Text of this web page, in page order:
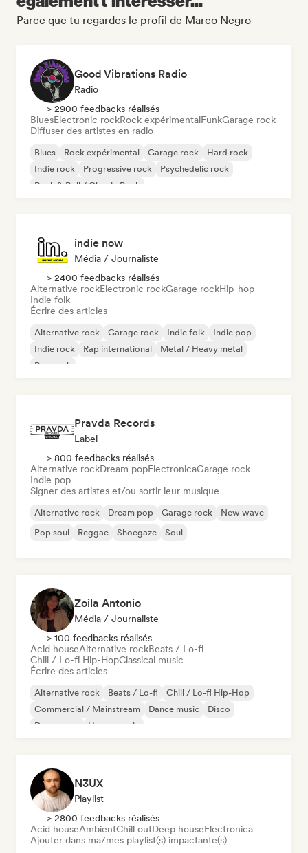
Parce que tu regardes le profil de Marco Negro
Good Vibrations Radio
Radio
> 2900 feedbacks réalisés
BluesElectronic rockRock expérimentalFunkGarage rock
Diffuser des artistes en radio
Blues Rock expérimental Garage rock
Hard rock
Indie rock
Progressive rock
Psychedelic rock
Rock & Roll / Classic Rock
indie now
Média / Journaliste
> 2400 feedbacks réalisés
Alternative rockElectronic rockGarage rockHip-hop
Indie folk
Écrire des articles
Alternative rock Garage rock Indie folk
Indie pop
Indie rock
Rap international
Metal / Heavy metal
Pop rock
Pravda Records
Label
> 800 feedbacks réalisés
Alternative rockDream popElectronicaGarage rock
Indie pop
Signer des artistes et/ou sortir leur musique
Alternative rock Dream pop Garage rock
New wave
Pop soul
Reggae Shoegaze Soul
Zoila Antonio
Média / Journaliste
> 100 feedbacks réalisés
Acid houseAlternative rockBeats / Lo-fi
Chill / Lo-fi Hip-HopClassical music
Écrire des articles
Alternative rock Beats / Lo-fi
Chill / Lo-fi Hip-Hop
Commercial / Mainstream
Dance music
Disco
Dream pop
House music
N3UX
Playlist
> 2800 feedbacks réalisés
Acid houseAmbientChill outDeep houseElectronica
Ajouter dans ma/mes playlist(s) impactante(s)